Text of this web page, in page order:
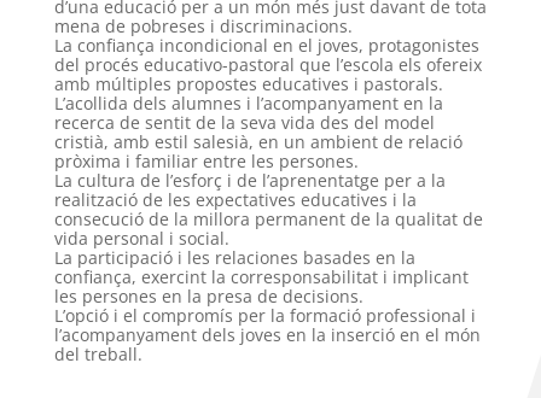
d’una educació per a un món més just davant de tota
mena de pobreses i discriminacions.
La confiança incondicional en el joves, protagonistes
del procés educativo-pastoral que l’escola els ofereix
amb múltiples propostes educatives i pastorals.
L’acollida dels alumnes i l’acompanyament en la
recerca de sentit de la seva vida des del model
cristià, amb estil salesià, en un ambient de relació
pròxima i familiar entre les persones.
La cultura de l’esforç i de l’aprenentatge per a la
realització de les expectatives educatives i la
consecució de la millora permanent de la qualitat de
vida personal i social.
La participació i les relaciones basades en la
confiança, exercint la corresponsabilitat i implicant
les persones en la presa de decisions.
L’opció i el compromís per la formació professional i
l’acompanyament dels joves en la inserció en el món
del treball.